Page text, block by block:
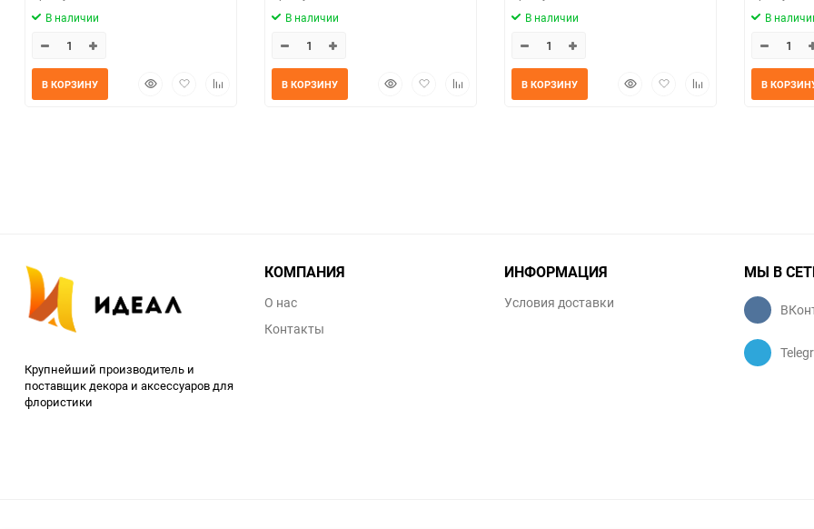
В наличии
БыстрыйДобавитьДобавить
В КОРЗИНУ
В наличии
БыстрыйДобавитьДобавить
В КОРЗИНУ
В наличии
БыстрыйДобавитьДобавить
В КОРЗИНУ
В
В
Крупнейший производитель и
поставщик декора и аксессуаров для
флористики
КОМПАНИЯ
О нас
Контакты
ИНФОРМАЦИЯ
Условия доставки
МЫ В